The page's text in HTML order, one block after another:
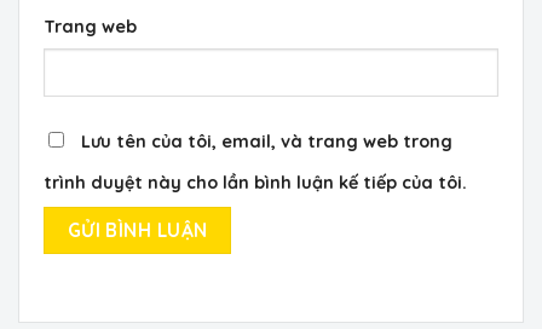
Trang web
Lưu tên của tôi, email, và trang web trong
trình duyệt này cho lần bình luận kế tiếp của tôi.